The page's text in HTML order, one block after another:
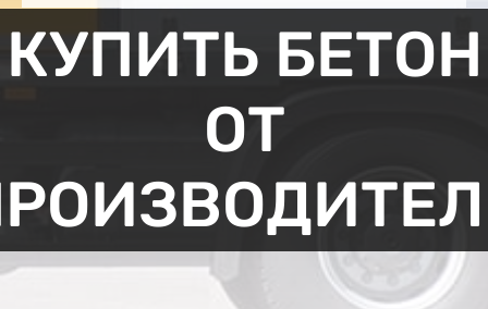
КУПИТЬ БЕТОН
ОТ